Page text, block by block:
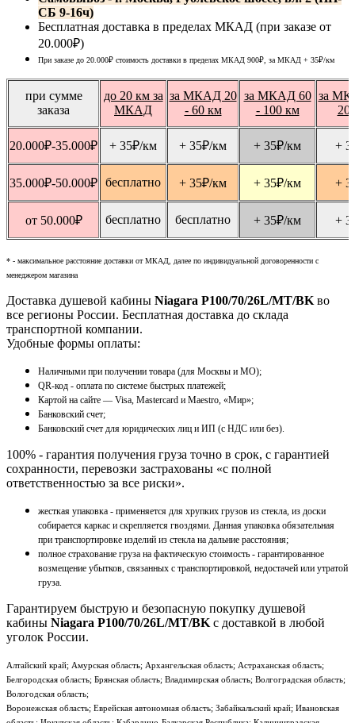
СБ 9-16ч)
Бесплатная доставка в пределах МКАД (при заказе от
20.000₽)
При заказе до 20.000₽ стоимость доставки в пределах МКАД 900₽, за МКАД + 35₽/км
при сумме
заказа
до 20 км за
МКАД
за МКАД 20
- 60 км
за МКАД 60
- 100 км
за
20.000₽-35.000₽ + 35₽/км + 35₽/км + 35₽/км +
35.000₽-50.000₽ бесплатно + 35₽/км + 35₽/км +
от 50.000₽ бесплатно бесплатно + 35₽/км +
* - максимальное расстояние доставки от МКАД, далее по индивидуальной договоренности с
менеджером магазина
Доставка душевой кабины Niagara P100/70/26L/MT/BK во
все регионы России. Бесплатная доставка до склада
транспортной компании.
Удобные формы оплаты:
Наличными при получении товара (для Москвы и МО);
QR-код - оплата по системе быстрых платежей;
Картой на сайте — Visa, Mastercard и Maestro, «Мир»;
Банковский счет;
Банковский счет для юридических лиц и ИП (с НДС или без).
100% - гарантия получения груза точно в срок, с гарантией
сохранности, перевозки застрахованы «с полной
ответственностью за все риски».
жесткая упаковка - применяется для хрупких грузов из стекла, из доски
собирается каркас и скрепляется гвоздями. Данная упаковка обязательная
при транспортировке изделий из стекла на дальние расстояния;
полное страхование груза на фактическую стоимость - гарантированное
возмещение убытков, связанных с транспортировкой, недостачей или утратой
груза.
Гарантируем быструю и безопасную покупку душевой
кабины Niagara P100/70/26L/MT/BK с доставкой в любой
уголок России.
Алтайский край; Амурская область; Архангельская область; Астраханская область;
Белгородская область; Брянская область; Владимирская область; Волгоградская область;
Вологодская область;
Воронежская область; Еврейская автономная область; Забайкальский край; Ивановская